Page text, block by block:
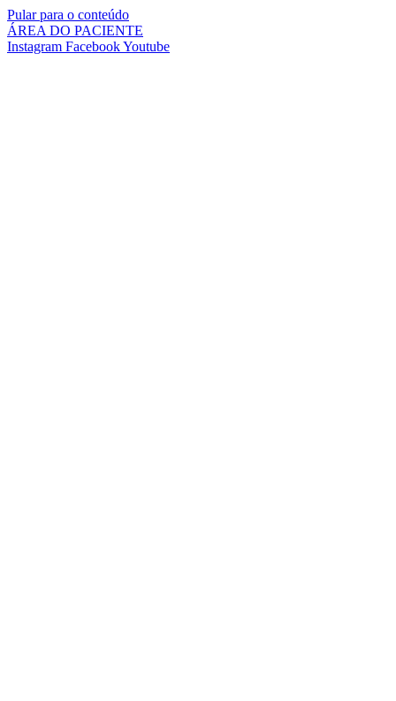
Pular para o conteúdo
ÁREA DO PACIENTE
Instagram FacebookYoutube